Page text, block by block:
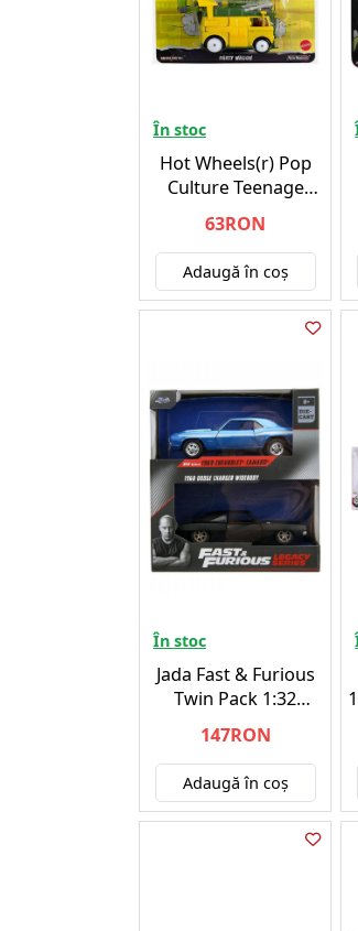
În stoc
Hot Wheels(r) Pop
Culture Teenage
Mutant Ninja Turtles
Party Wagon Vehicle
(HXF04)
63RON
Adaugă în coş
În stoc
Jada Fast & Furious
Twin Pack 1:32
(253202013)
147RON
Adaugă în coş